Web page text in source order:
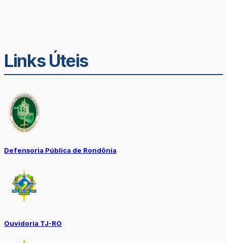
Links Úteis
Defensoria Pública de Rondônia
Ouvidoria TJ-RO